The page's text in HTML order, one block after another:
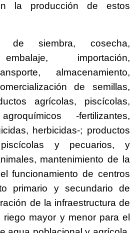
la producción de estos
de siembra, cosecha,
importación,
almacenamiento,
de semillas,
agrícolas, piscícolas,
-fertilizantes,
herbicidas-; productos
piscícolas y pecuarios, y
mantenimiento de la
funcionamiento de centros
primario y secundario de
de la infraestructura de
riego mayor y menor para el